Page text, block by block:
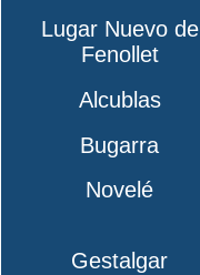
Lugar Nuevo de
Fenollet
Alcublas
Bugarra
Novelé
Gestalgar